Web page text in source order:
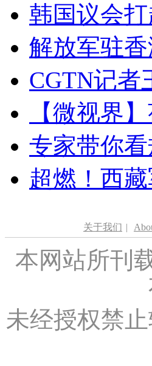
韩国议会
解放军驻
CGTN记者
【微视界
专家带你
超燃！西
关于我们 |
本网站所刊
未经授权禁